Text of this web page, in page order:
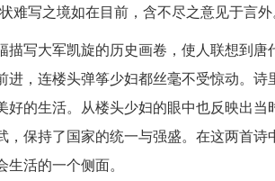
难写之境如在目前，含不尽之意见于言外
写大军凯旋的历史画卷，使人联想到唐
，连楼头弹筝少妇都丝毫不受惊动。诗
的生活。从楼头少妇的眼中也反映出
保持了国家的统一与强盛。在这两首诗
活的一个侧面。